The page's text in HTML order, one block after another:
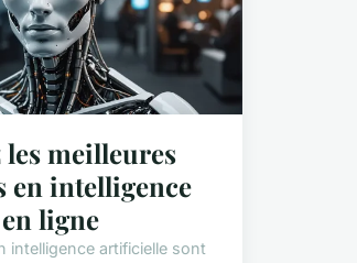
les meilleures
en intelligence
ligne
intelligence artificielle sont